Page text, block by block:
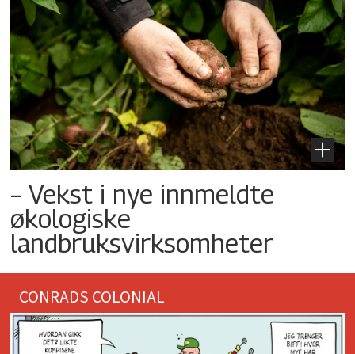
– Vekst i nye innmeldte
økologiske
landbruksvirksomheter
CONRADS COLONIAL